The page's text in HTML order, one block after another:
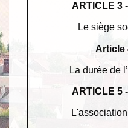
ARTICLE 3
Le siège
Article
La durée de
ARTICLE 5